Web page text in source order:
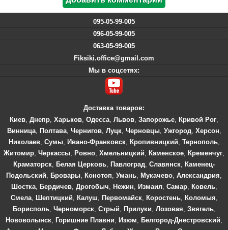
095-05-99-005
096-05-99-005
063-05-99-005
Fiksiki.office@gmail.com
Мы в соцсетях:
Доставка товаров:
Киев, Днепр, Харьков, Одесса, Львов, Запорожье, Кривой Рог,
Винница, Полтава, Чернигов, Луцк, Черновцы, Ужгород, Херсон,
Николаев, Сумы, Ивано-Франковск, Кропивницкий, Тернополь,
Житомир, Черкассы, Ровно, Хмельницкий, Каменское, Кременчуг,
Краматорск, Белая Церковь, Павлоград, Славянск, Каменец-
Подольский, Бровары, Конотоп, Умань, Мукачево, Александрия,
Шостка, Бердичев, Дрогобыч, Нежин, Измаил, Самар, Ковель,
Смела, Шептицкий, Калуш, Первомайск, Коростень, Коломыя,
Борисполь, Черноморск, Стрый, Прилуки, Лозовая, Звягель,
Нововолынск, Горишние Плавни, Изюм, Белгород-Днестровский,